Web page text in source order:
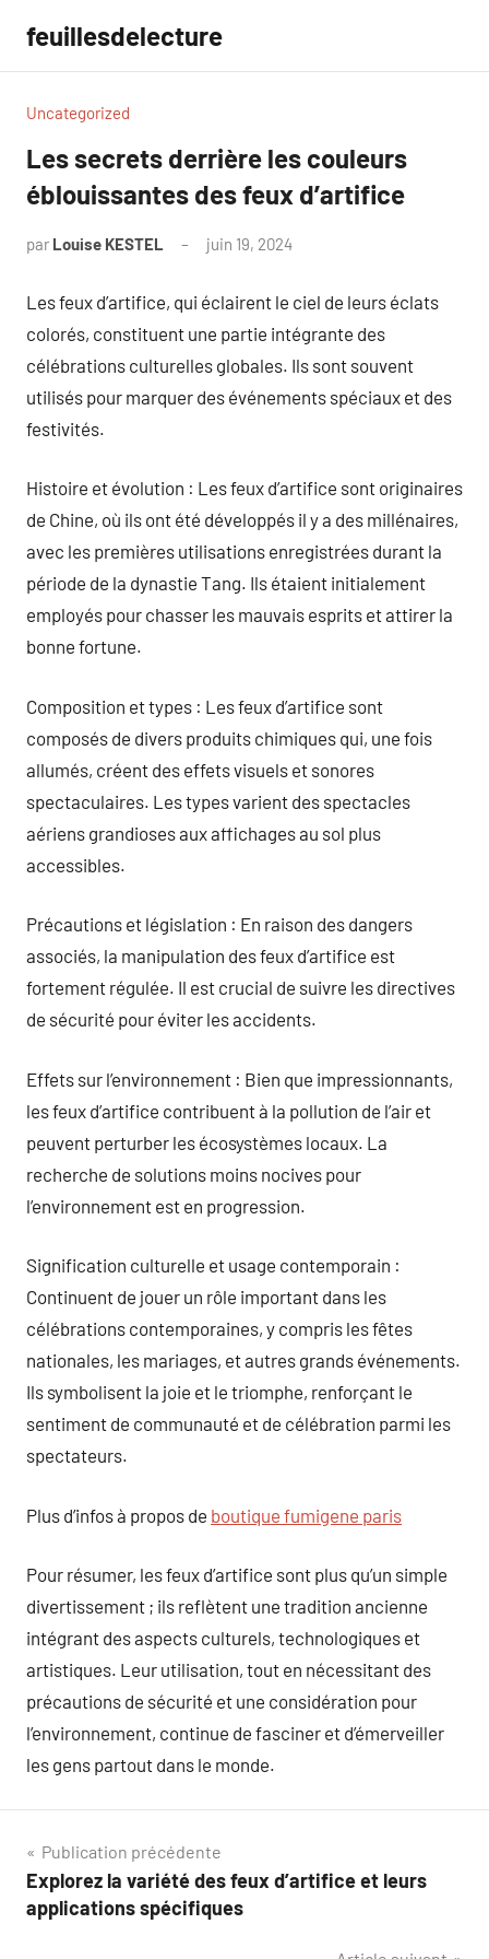
contenu
feuillesdelecture
Uncategorized
Les secrets derrière les couleurs
éblouissantes des feux d’artifice
par Louise KESTEL juin 19, 2024
Les feux d’artifice, qui éclairent le ciel de leurs éclats
colorés, constituent une partie intégrante des
célébrations culturelles globales. Ils sont souvent
utilisés pour marquer des événements spéciaux et des
festivités.
Histoire et évolution : Les feux d’artifice sont originaires
de Chine, où ils ont été développés il y a des millénaires,
avec les premières utilisations enregistrées durant la
période de la dynastie Tang. Ils étaient initialement
employés pour chasser les mauvais esprits et attirer la
bonne fortune.
Composition et types : Les feux d’artifice sont
composés de divers produits chimiques qui, une fois
allumés, créent des effets visuels et sonores
spectaculaires. Les types varient des spectacles
aériens grandioses aux affichages au sol plus
accessibles.
Précautions et législation : En raison des dangers
associés, la manipulation des feux d’artifice est
fortement régulée. Il est crucial de suivre les directives
de sécurité pour éviter les accidents.
Effets sur l’environnement : Bien que impressionnants,
les feux d’artifice contribuent à la pollution de l’air et
peuvent perturber les écosystèmes locaux. La
recherche de solutions moins nocives pour
l’environnement est en progression.
Signification culturelle et usage contemporain :
Continuent de jouer un rôle important dans les
célébrations contemporaines, y compris les fêtes
nationales, les mariages, et autres grands événements.
Ils symbolisent la joie et le triomphe, renforçant le
sentiment de communauté et de célébration parmi les
spectateurs.
Plus d’infos à propos de boutique fumigene paris
Pour résumer, les feux d’artifice sont plus qu’un simple
divertissement ; ils reflètent une tradition ancienne
intégrant des aspects culturels, technologiques et
artistiques. Leur utilisation, tout en nécessitant des
précautions de sécurité et une considération pour
l’environnement, continue de fasciner et d’émerveiller
les gens partout dans le monde.
Navigation
de
Publication précédente
Explorez la variété des feux d’artifice et leurs
applications spécifiques